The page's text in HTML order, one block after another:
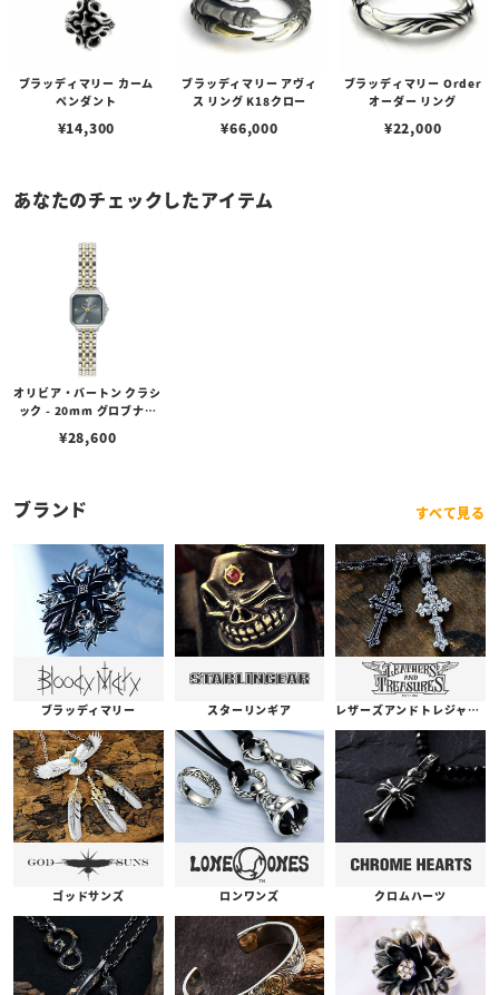
ブラッディマリー カーム
ペンダント
¥14,300
ブラッディマリー アヴィ
ス リング K18クロー
¥66,000
ブラッディマリー Order
オーダー リング
¥22,000
あなたのチェックしたアイテム
オリビア・バートン クラシ
ック - 20mm グロブナー
レイ シルバー＆ゴールド
¥28,600
ブランド すべて見る
ブラッディマリー スターリンギア レザーズアンドトレジャーズ
ゴッドサンズ ロンワンズ クロムハーツ